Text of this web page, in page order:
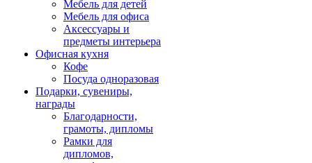
Мебель для детей
Мебель для офиса
Аксессуары и
предметы интерьера
Офисная кухня
Кофе
Посуда одноразовая
Подарки, сувениры,
награды
Благодарности,
грамоты, дипломы
Рамки для
дипломов,